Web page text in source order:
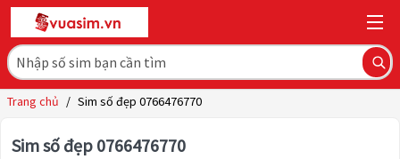
Trang chủ / Sim số đẹp 0766476770
Sim số đẹp 0766476770